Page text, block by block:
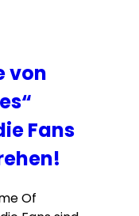
von
Fans
Of